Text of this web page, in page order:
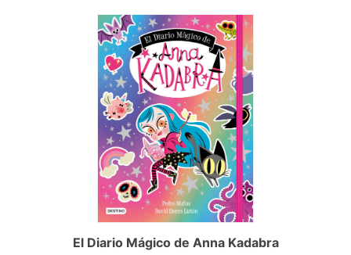
El Diario Mágico de Anna Kadabra